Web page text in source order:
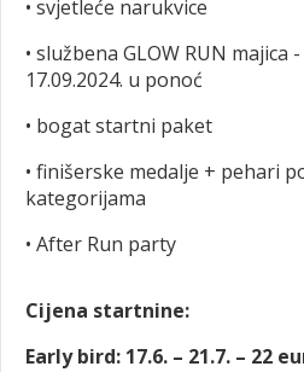
• svjetleće narukvice
• službena GLOW RUN majica
17.09.2024. u ponoć
• bogat startni paket
• finišerske medalje + pehari
kategorijama
• After Run party
Cijena startnine:
Early bird: 17.6. – 21.7. – 22